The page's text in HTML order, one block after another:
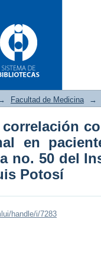
y su
Social
Facultad de Medicina →
en
no. 50 del
Potosí
handle/i/7283